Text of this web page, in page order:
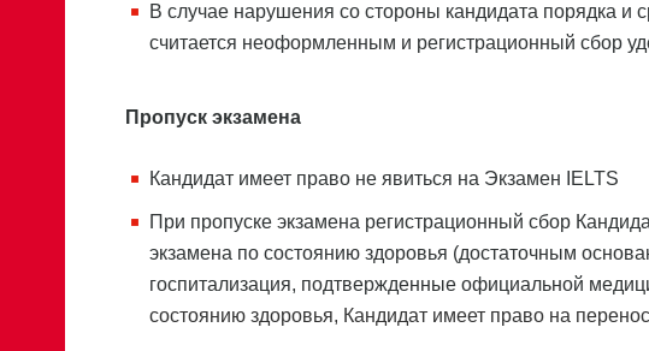
В случае нарушения со стороны кандидата порядка
считается неоформленным и регистрационный сбор
Пропуск экзамена
Кандидат имеет право не явиться на Экзамен IELTS
При пропуске экзамена регистрационный сбор
экзамена по состоянию здоровья (достаточным
госпитализация, подтвержденные официальной
состоянию здоровья, Кандидат имеет право на